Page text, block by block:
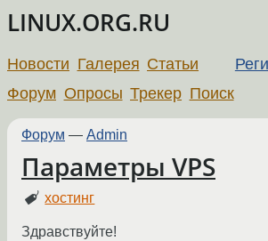
LINUX.ORG.RU
Новости Галерея Статьи
Форум Опросы Трекер Поиск
Форум — Admin
Параметры VPS
хостинг
Здравствуйте!